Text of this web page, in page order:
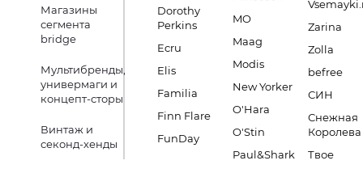
Магазины
сегмента
bridge
Мультибренды,
универмаги и
концепт-сторы
Винтаж и
секонд-хенды
Dorothy
Perkins
Ecru
Elis
Familia
Finn Flare
FunDay
MO
Maag
Modis
New Yorker
O'Hara
O'Stin
Paul&Shark
Zarina
Zolla
befree
СИН
Снежная
Королева
Твое